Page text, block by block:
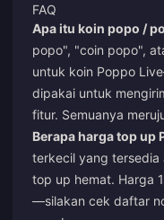
FAQ
Apa itu koin popo /
popo", "coin popo",
untuk koin Poppo
dipakai untuk
fitur. Semuanya
Berapa harga top up
terkecil yang tersedia
top up hemat. Harga
—silakan cek daftar